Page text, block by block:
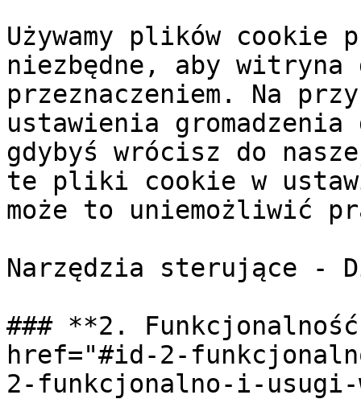
Używamy plików
niezbędne, aby witryna
przeznaczeniem. Na
ustawienia
gdybyś wrócisz do
te pliki cookie w
może to uniemożliwić
Narzędzia sterujące -
### **2.
href="#id-2-
2-funkcjonalno-i-